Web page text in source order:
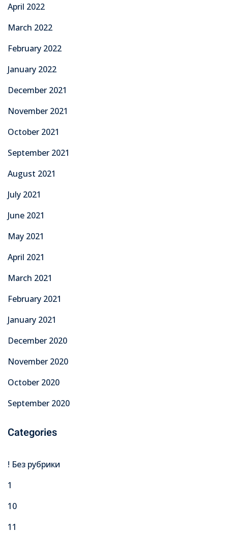
April 2022
March 2022
February 2022
January 2022
December 2021
November 2021
October 2021
September 2021
August 2021
July 2021
June 2021
May 2021
April 2021
March 2021
February 2021
January 2021
December 2020
November 2020
October 2020
September 2020
Categories
! Без рубрики
1
10
11